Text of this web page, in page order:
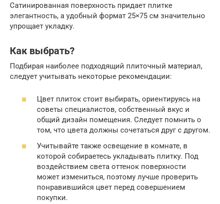
Сатинированная поверхность придает плитке
элегантность, а удобный формат 25×75 см значительно
упрощает укладку.
Как выбрать?
Подбирая наиболее подходящий плиточный материал,
следует учитывать некоторые рекомендации:
Цвет плиток стоит выбирать, ориентируясь на
советы специалистов, собственный вкус и
общий дизайн помещения. Следует помнить о
том, что цвета должны сочетаться друг с другом.
Учитывайте также освещение в комнате, в
которой собираетесь укладывать плитку. Под
воздействием света оттенок поверхности
может измениться, поэтому лучше проверить
понравившийся цвет перед совершением
покупки.